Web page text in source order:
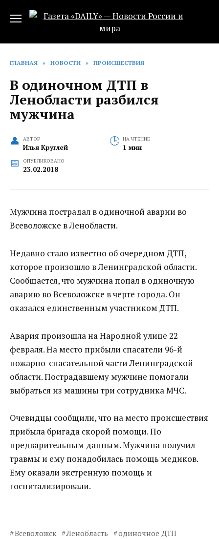
ГЛАВНАЯ » НОВОСТИ » ПРОИСШЕСТВИЯ
В одиночном ДТП в
Ленобласти разбился
мужчина
АВТОР
Илья Круглей
НА ЧТЕНИЕ
1 мин
ОПУБЛИКОВАНО
23.02.2018
Мужчина пострадал в одиночной аварии во
Всеволожске в Ленобласти.
Недавно стало известно об очередном ДТП,
которое произошло в Ленинградской области.
Сообщается, что мужчина попал в одиночную
аварию во Всеволожске в черте города. Он
оказался единственным участником ДТП.
Авария произошла на Народной улице 22
февраля. На место прибыли спасатели 96-й
пожарно-спасательной части Ленинградской
области. Пострадавшему мужчине помогали
выбраться из машины три сотрудника МЧС.
Очевидцы сообщили, что на место происшествия
прибыла бригада скорой помощи. По
предварительным данным. Мужчина получил
травмы и ему понадобилась помощь медиков.
Ему оказали экстренную помощь и
госпитализировали.
Всеволожск Ленобласть
одиночное ДТП